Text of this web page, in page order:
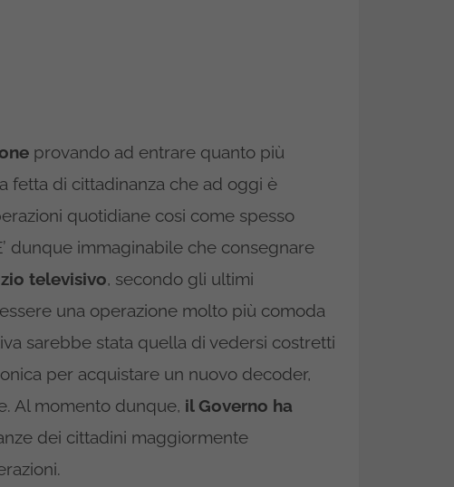
provando ad entrare quanto più
fetta di cittadinanza che ad oggi è
quotidiane cosi come spesso
dunque immaginabile che consegnare
televisivo, secondo gli ultimi
una operazione molto più comoda
sarebbe stata quella di vedersi costretti
per acquistare un nuovo decoder,
Al momento dunque, il Governo ha
dei cittadini maggiormente